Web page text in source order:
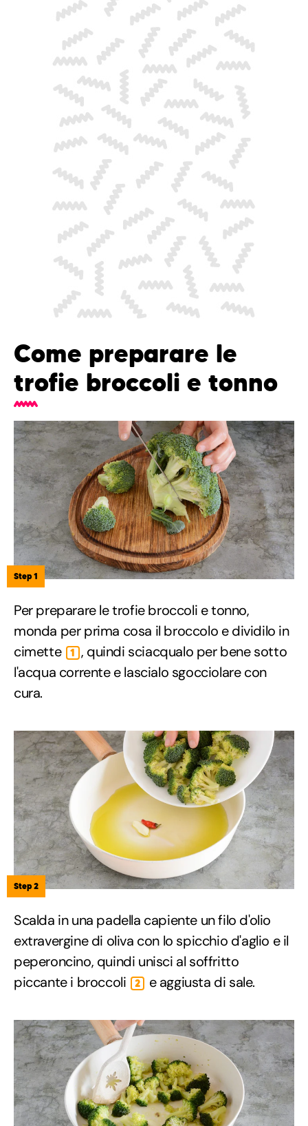
Come preparare le
trofie broccoli e tonno
Step 1
Per preparare le trofie broccoli e tonno,
monda per prima cosa il broccolo e dividilo in
cimette
1 , quindi sciacqualo per bene sotto
l'acqua corrente e lascialo sgocciolare con
cura.
Step 2
Scalda in una padella capiente un filo d'olio
extravergine di oliva con lo spicchio d'aglio e il
peperoncino, quindi unisci al soffritto
piccante i broccoli
2 e aggiusta di sale.